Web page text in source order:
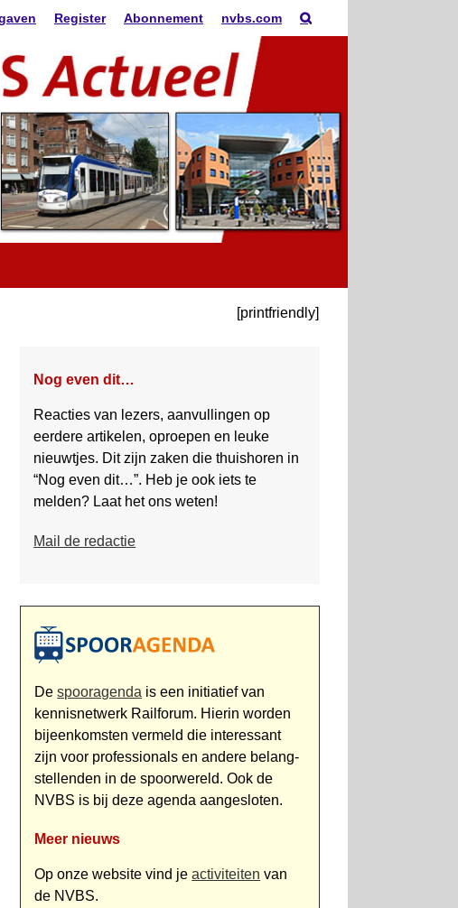
Register Abonnement nvbs.com
[printfriendly]
Nog even dit…
Reacties van lezers, aanvullingen op
eerdere artikelen, oproepen en leuke
nieuwtjes. Dit zijn zaken die thuis­horen in
“Nog even dit…”. Heb je ook iets te
melden? Laat het ons weten!
Mail de redactie
Despooragenda is een initiatief van
kennisnetwerk Railforum. Hierin worden
bijeenkomsten vermeld die interessant
zijn voor professionals en andere belang­
stellenden in de spoor­wereld. Ook de
NVBS is bij deze agenda aan­gesloten.
Meer nieuws
Op onze website vind jeactiviteiten van
de NVBS.